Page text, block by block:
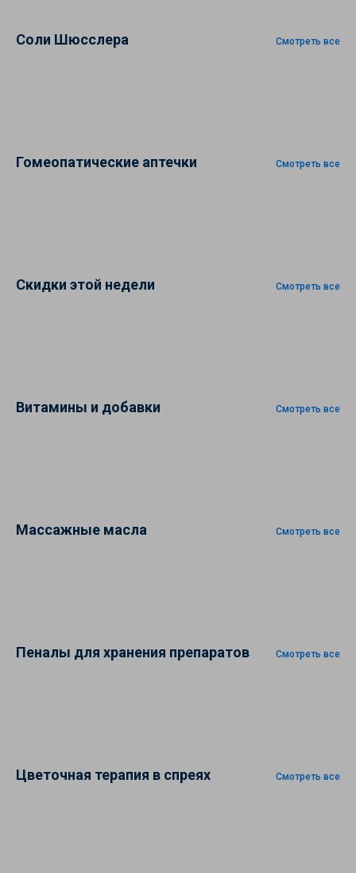
Соли Шюсслера Смотреть все
Гомеопатические аптечки Смотреть все
Скидки этой недели Смотреть все
Витамины и добавки Смотреть все
Массажные масла Смотреть все
Пеналы для хранения препаратов Смотреть все
Цветочная терапия в спреях Смотреть все